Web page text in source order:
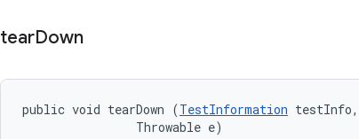
tearDown
public void tearDown (TestInformation testInfo,
                Throwable e)